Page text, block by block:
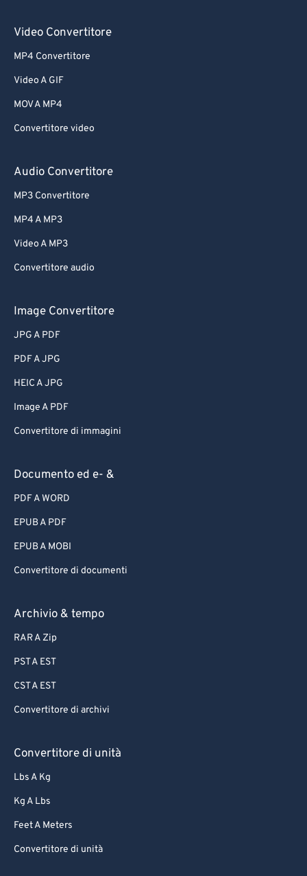
Video Convertitore
MP4 Convertitore
Video A GIF
MOV A MP4
Convertitore video
Audio Convertitore
MP3 Convertitore
MP4 A MP3
Video A MP3
Convertitore audio
Image Convertitore
JPG A PDF
PDF A JPG
HEIC A JPG
Image A PDF
Convertitore di immagini
Documento ed e- &
PDF A WORD
EPUB A PDF
EPUB A MOBI
Convertitore di documenti
Archivio & tempo
RAR A Zip
PST A EST
CST A EST
Convertitore di archivi
Convertitore di unità
Lbs A Kg
Kg A Lbs
Feet A Meters
Convertitore di unità